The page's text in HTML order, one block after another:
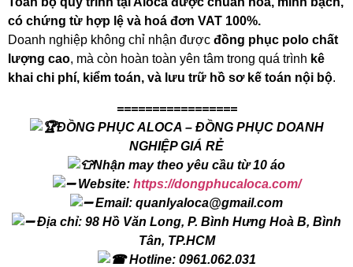
có chứng từ hợp lệ và hoá đơn VAT 100%.
Doanh nghiệp không chỉ nhận được đồng phục polo chất
lượng cao, mà còn hoàn toàn yên tâm trong quá trình kê
khai chi phí, kiểm toán, và lưu trữ hồ sơ kế toán nội bộ.
=================
ĐỒNG PHỤC ALOCA – ĐỒNG PHỤC DOANH
NGHIỆP GIÁ RẺ
Nhận may theo yêu cầu từ 10 áo
Website: https://dongphucaloca.com/
Email: quanlyaloca@gmail.com
Địa chỉ: 98 Hồ Văn Long, P. Bình Hưng Hoà B, Bình
Tân, TP.HCM
Hotline: 0961.062.031